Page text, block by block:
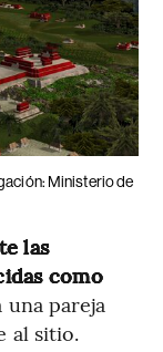
Ministerio de
las
como
pareja
al sitio.